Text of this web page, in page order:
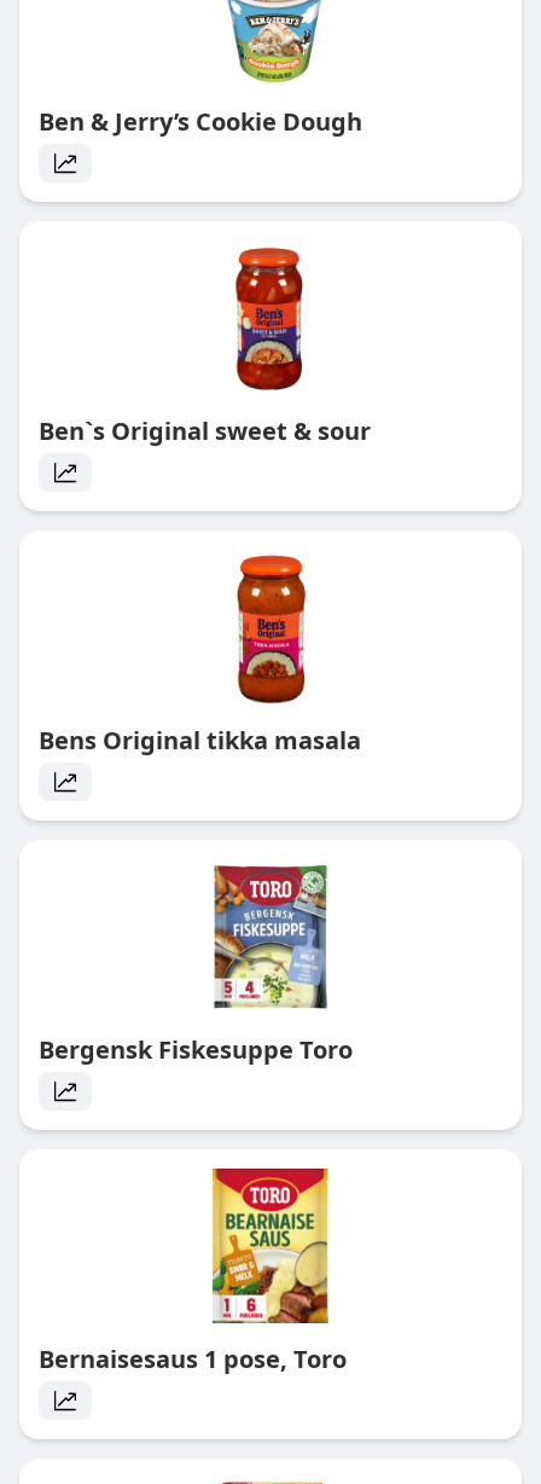
Ben & Jerry’s Cookie Dough
Ben`s Original sweet & sour
Bens Original tikka masala
Bergensk Fiskesuppe Toro
Bernaisesaus 1 pose, Toro